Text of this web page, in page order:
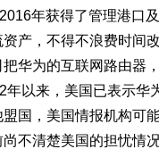
年获得了管理港口
产，不得不浪费时间
华为的互联网路由器
年以来，美国已表示华
国，美国情报机构可
不清楚美国的担忧情